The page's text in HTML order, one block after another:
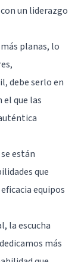
un liderazgo
planas, lo
debe serlo en
que las
están
que
equipos
la escucha
más